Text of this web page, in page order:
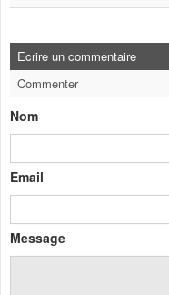
Ecrire un commentaire
Commenter
Nom
Email
Message